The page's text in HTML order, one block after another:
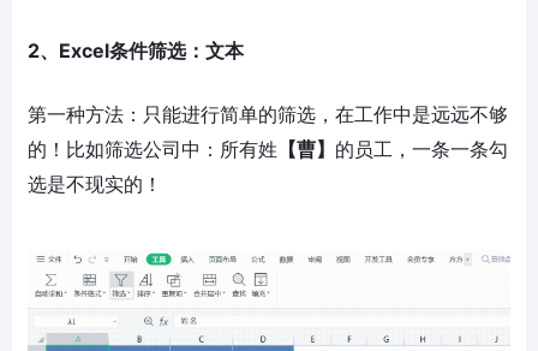
2、Excel条件筛选：文本
第一种方法：只能进行简单的筛选，在工作中是远远不够
的！比如筛选公司中：所有姓 【曹】 的员工，一条一条勾
选是不现实的！